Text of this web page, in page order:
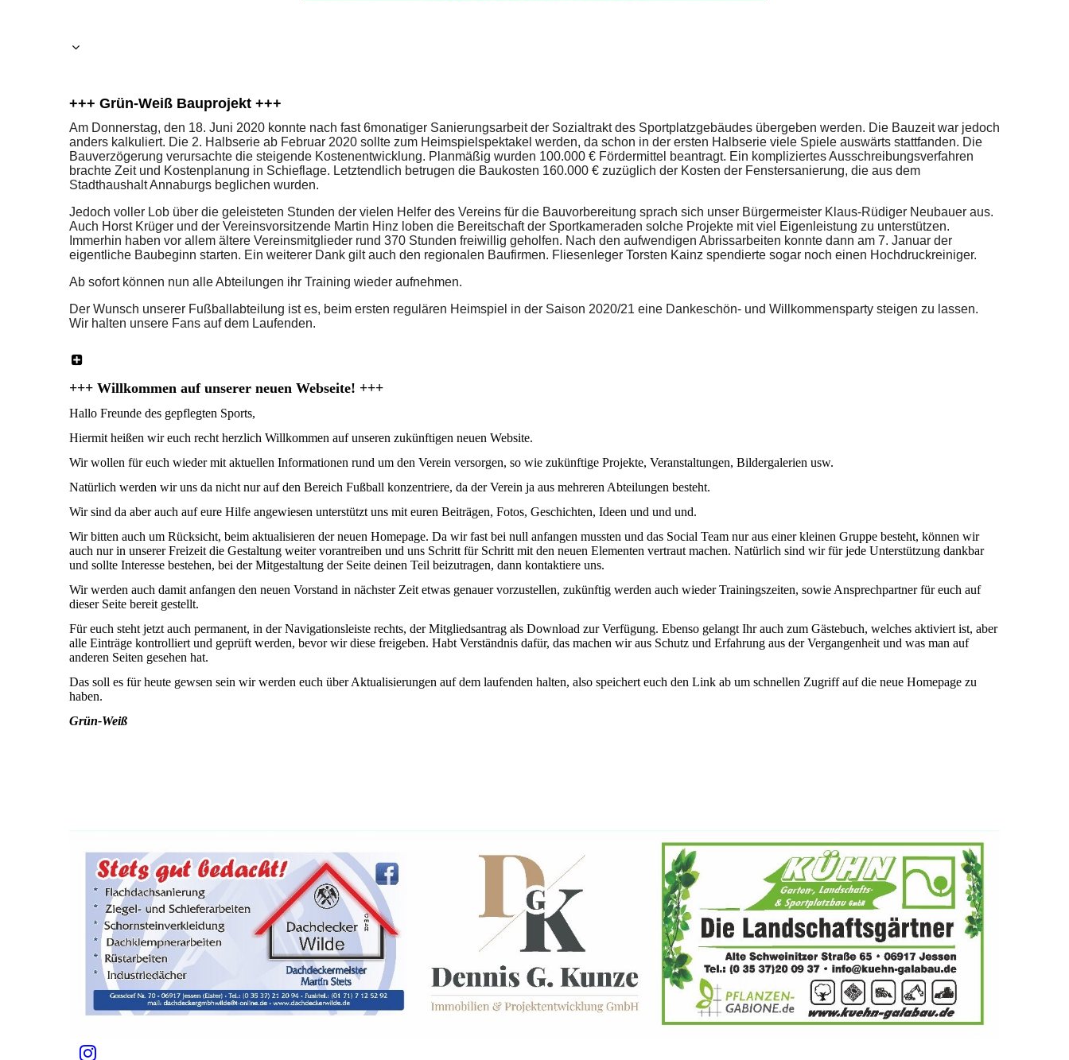
+++ Grün-Weiß Bauprojekt +++
Am Donnerstag, den 18. Juni 2020 konnte nach fast 6monatiger Sanierungsarbeit der Sozialtrakt des Sportplatzgebäudes übergeben werden. Die Bauzeit war jedoch
anders kalkuliert. Die 2. Halbserie ab Februar 2020 sollte zum Heimspielspektakel werden, da schon in der ersten Halbserie viele Spiele auswärts stattfanden. Die
Bauverzögerung verursachte die steigende Kostenentwicklung. Planmäßig wurden 100.000 € Fördermittel beantragt. Ein kompliziertes Ausschreibungsverfahren
brachte Zeit und Kostenplanung in Schieflage. Letztendlich betrugen die Baukosten 160.000 € zuzüglich der Kosten der Fenstersanierung, die aus dem
Stadthaushalt Annaburgs beglichen wurden.
Jedoch voller Lob über die geleisteten Stunden der vielen Helfer des Vereins für die Bauvorbereitung sprach sich unser Bürgermeister Klaus-Rüdiger Neubauer aus.
Auch Horst Krüger und der Vereinsvorsitzende Martin Hinz loben die Bereitschaft der Sportkameraden solche Projekte mit viel Eigenleistung zu unterstützen.
Immerhin haben vor allem ältere Vereinsmitglieder rund 370 Stunden freiwillig geholfen. Nach den aufwendigen Abrissarbeiten konnte dann am 7. Januar der
eigentliche Baubeginn starten. Ein weiterer Dank gilt auch den regionalen Baufirmen. Fliesenleger Torsten Kainz spendierte sogar noch einen Hochdruckreiniger.
Ab sofort können nun alle Abteilungen ihr Training wieder aufnehmen.
Der Wunsch unserer Fußballabteilung ist es, beim ersten regulären Heimspiel in der Saison 2020/21 eine Dankeschön- und Willkommensparty steigen zu lassen.
Wir halten unsere Fans auf dem Laufenden.
+++ Willkommen auf unserer neuen Webseite! +++
Hallo Freunde des gepflegten Sports,
Hiermit heißen wir euch recht herzlich Willkommen auf unseren zukünftigen neuen Website.
Wir wollen für euch wieder mit aktuellen Informationen rund um den Verein versorgen, so wie zukünftige Projekte, Veranstaltungen, Bildergalerien usw.
Natürlich werden wir uns da nicht nur auf den Bereich Fußball konzentriere, da der Verein ja aus mehreren Abteilungen besteht.
Wir sind da aber auch auf eure Hilfe angewiesen unterstützt uns mit euren Beiträgen, Fotos, Geschichten, Ideen und und und.
Wir bitten auch um Rücksicht, beim aktualisieren der neuen Homepage. Da wir fast bei null anfangen mussten und das Social Team nur aus einer kleinen Gruppe besteht, können wir
auch nur in unserer Freizeit die Gestaltung weiter vorantreiben und uns Schritt für Schritt mit den neuen Elementen vertraut machen. Natürlich sind wir für jede Unterstützung dankbar
und sollte Interesse bestehen, bei der Mitgestaltung der Seite deinen Teil beizutragen, dann kontaktiere uns.
Wir werden auch damit anfangen den neuen Vorstand in nächster Zeit etwas genauer vorzustellen, zukünftig werden auch wieder Trainingszeiten, sowie Ansprechpartner für euch auf
dieser Seite bereit gestellt.
Für euch steht jetzt auch permanent, in der Navigationsleiste rechts, der Mitgliedsantrag als Download zur Verfügung. Ebenso gelangt Ihr auch zum Gästebuch, welches aktiviert ist, aber
alle Einträge kontrolliert und geprüft werden, bevor wir diese freigeben. Habt Verständnis dafür, das machen wir aus Schutz und Erfahrung aus der Vergangenheit und was man auf
anderen Seiten gesehen hat.
Das soll es für heute gewsen sein wir werden euch über Aktualisierungen auf dem laufenden halten, also speichert euch den Link ab um schnellen Zugriff auf die neue Homepage zu
haben.
Grün-Weiß